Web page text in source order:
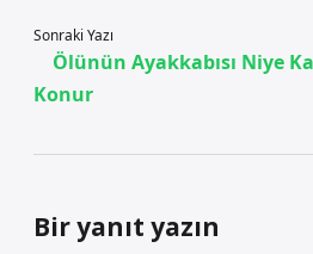
Sonraki Yazı
Ölünün Ayakkabısı Niye
Konur
Bir yanıt yazın